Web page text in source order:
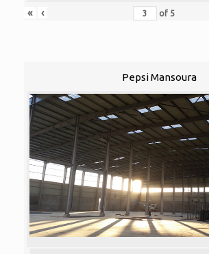
« ‹ of 5
Pepsi Mansoura